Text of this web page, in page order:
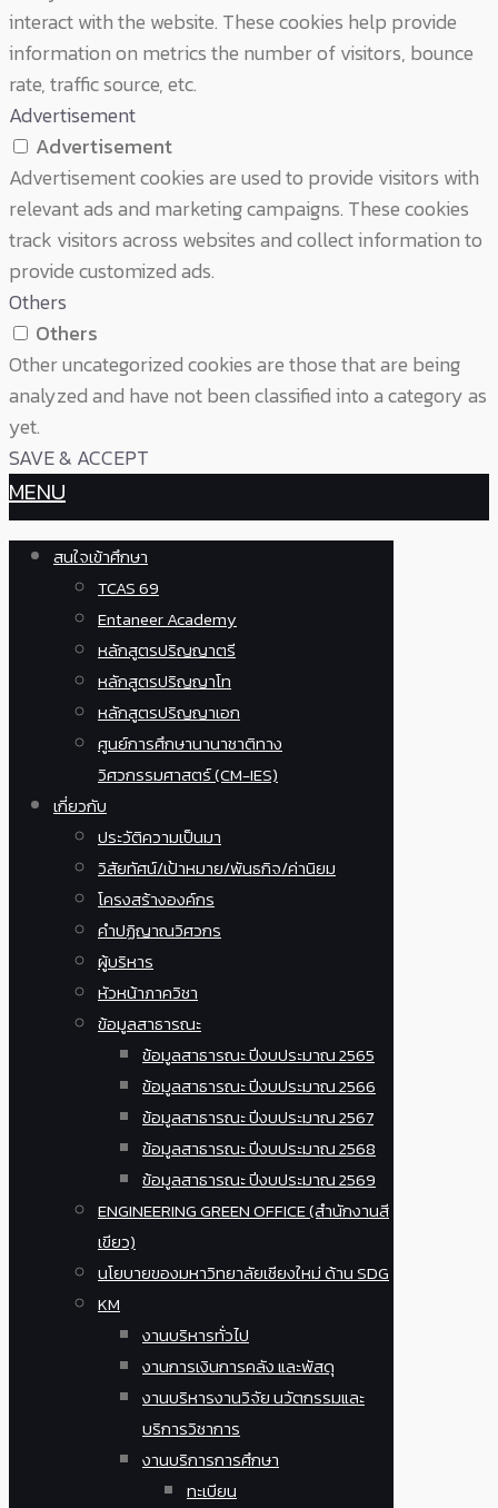
interact with the website. These cookies help provide
information on metrics the number of visitors, bounce
rate, traffic source, etc.
Advertisement
Advertisement
Advertisement cookies are used to provide visitors with
relevant ads and marketing campaigns. These cookies
track visitors across websites and collect information to
provide customized ads.
Others
Others
Other uncategorized cookies are those that are being
analyzed and have not been classified into a category as
yet.
SAVE & ACCEPT
MENU
สนใจเข้าศึกษา
TCAS 69
Entaneer Academy
หลักสูตรปริญญาตรี
หลักสูตรปริญญาโท
หลักสูตรปริญญาเอก
ศูนย์การศึกษานานาชาติทาง
วิศวกรรมศาสตร์ (CM-IES)
เกี่ยวกับ
ประวัติความเป็นมา
วิสัยทัศน์/เป้าหมาย/พันธกิจ/ค่านิยม
โครงสร้างองค์กร
คำปฏิญาณวิศวกร
ผู้บริหาร
หัวหน้าภาควิชา
ข้อมูลสาธารณะ
ข้อมูลสาธารณะ ปีงบประมาณ 2565
ข้อมูลสาธารณะ ปีงบประมาณ 2566
ข้อมูลสาธารณะ ปีงบประมาณ 2567
ข้อมูลสาธารณะ ปีงบประมาณ 2568
ข้อมูลสาธารณะ ปีงบประมาณ 2569
ENGINEERING GREEN OFFICE (สำนักงานสี
เขียว)
นโยบายของมหาวิทยาลัยเชียงใหม่ ด้าน SDG
KM
งานบริหารทั่วไป
งานการเงินการคลัง และพัสดุ
งานบริหารงานวิจัย นวัตกรรมและ
บริการวิชาการ
งานบริการการศึกษา
ทะเบียน